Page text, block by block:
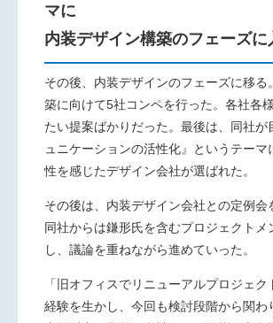
マに
内装デザイン構築のフェーズに
その後、内装デザインのフェーズに移る
築に向けて5社コンペを行った。各社各
たい提案ばかりだった。最後は、同社が
ュニケーションの活性化』というテーマ
性を感じたデザイン会社が選ばれた。
その後は、内装デザイン会社との定例会
同社からは鎌形氏を含むプロジェクトメ
し、議論を重ねながら進めていった。
「旧オフィスでリニューアルプロジェク
経験を生かし、今回も検討段階から関わ